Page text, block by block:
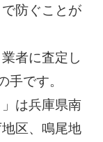
防ぐことが
者に査定し
手です。
」は兵庫県南
区、鳴尾地